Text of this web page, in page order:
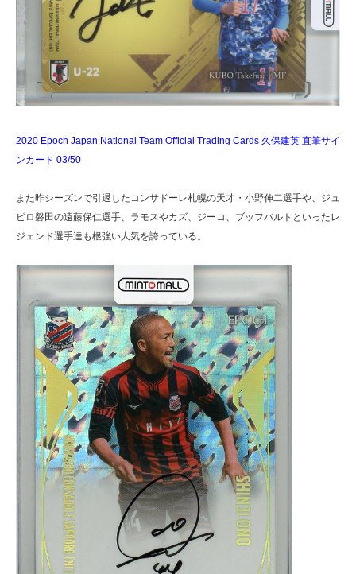
2020 Epoch Japan National Team Official Trading Cards 久保建英 直筆サイ
ンカード 03/50
また昨シーズンで引退したコンサドーレ札幌の天才・小野伸二選手や、ジュ
ビロ磐田の遠藤保仁選手、ラモスやカズ、ジーコ、ブッフバルトといったレ
ジェンド選手達も根強い人気を誇っている。